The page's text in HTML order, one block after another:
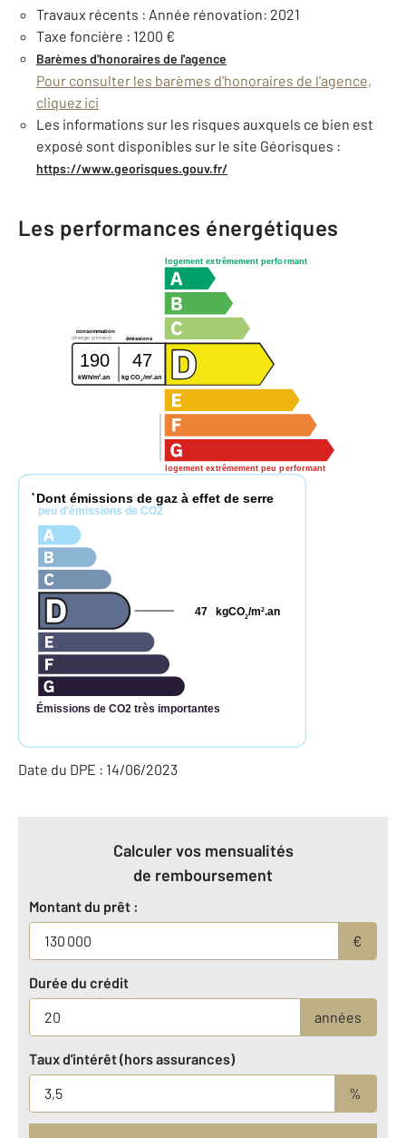
Travaux récents : Année rénovation: 2021
Taxe foncière : 1200 €
Barèmes d'honoraires de l'agence
Pour consulter les barèmes d'honoraires de l'agence,
cliquez ici
Les informations sur les risques auxquels ce bien est
exposé sont disponibles sur le site Géorisques :
https://www.georisques.gouv.fr/
Les performances énergétiques
logement extrêmement performant
logement extrêmement peu performant
consommation
émissions
(énergie primaire)
190 47
kWh/m2.an kg CO2 /m2 .an
* Dont émissions de gaz à effet de serre
peu d'émissions de CO2
Émissions de CO2 très importantes
kgCO2/m2.an
47
Date du DPE : 14/06/2023
Calculer vos mensualités
de remboursement
Montant du prêt :
€
Durée du crédit
années
Taux d'intérêt (hors assurances)
%